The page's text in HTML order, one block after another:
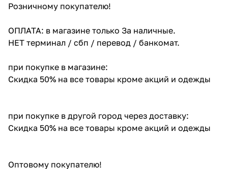
Розничному покупателю!
ОПЛАТА: в магазине только За наличные.
НЕТ терминал / сбп / перевод / банкомат.
при покупке в магазине:
Скидка 50% на все товары кроме акций и одежды
при покупке в другой город через доставку:
Скидка 50% на все товары кроме акций и одежды
Оптовому покупателю!